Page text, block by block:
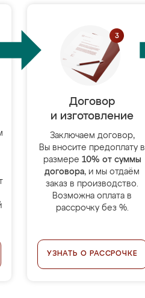
Договор
и изготовление
Заключаем договор,
Вы вносите предоплату в
размере 10% от суммы
договора, и мы отдаём
заказ в производство.
Возможна оплата в
рассрочку без %.
УЗНАТЬ О РАССРОЧКЕ